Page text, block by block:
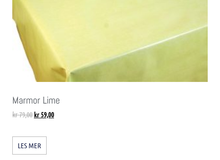
Marmor Lime
kr79,00 kr 59,00
LES MER